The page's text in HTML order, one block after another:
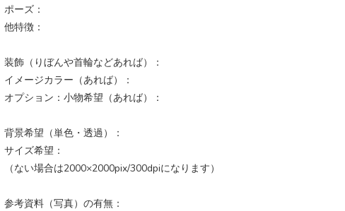
ポーズ：
他特徴：
装飾（りぼんや首輪などあれば）：
イメージカラー（あれば）：
オプション：小物希望（あれば）：
背景希望（単色・透過）：
サイズ希望：
（ない場合は2000×2000pix/300dpiになります）
参考資料（写真）の有無：